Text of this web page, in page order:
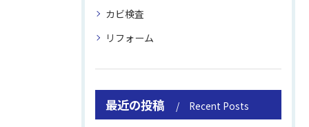
カビ検査
リフォーム
最近の投稿 Recent Posts